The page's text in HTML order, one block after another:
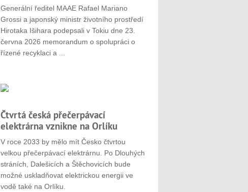
Generální ředitel MAAE Rafael Mariano
Grossi a japonský ministr životního prostředí
Hirotaka Išihara podepsali v Tokiu dne 23.
června 2026 memorandum o spolupráci o
řízené recyklaci a ...
Čtvrtá česká přečerpávací
elektrárna vznikne na Orlíku
V roce 2033 by mělo mít Česko čtvrtou
velkou přečerpávací elektrárnu. Po Dlouhých
stráních, Dalešicích a Štěchovicích bude
možné uskladňovat elektrickou energii ve
vodě také na Orlíku.